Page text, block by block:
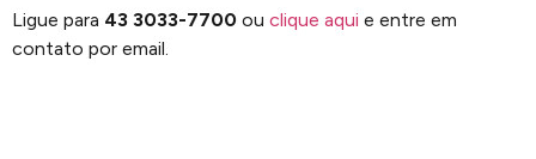
Ligue para 43 3033-7700 ou clique aqui e entre em
contato por email.